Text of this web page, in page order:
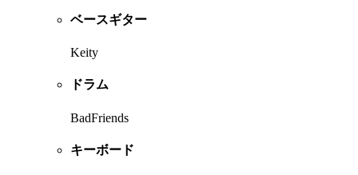
ベースギター
Keity
ドラム
BadFriends
キーボード